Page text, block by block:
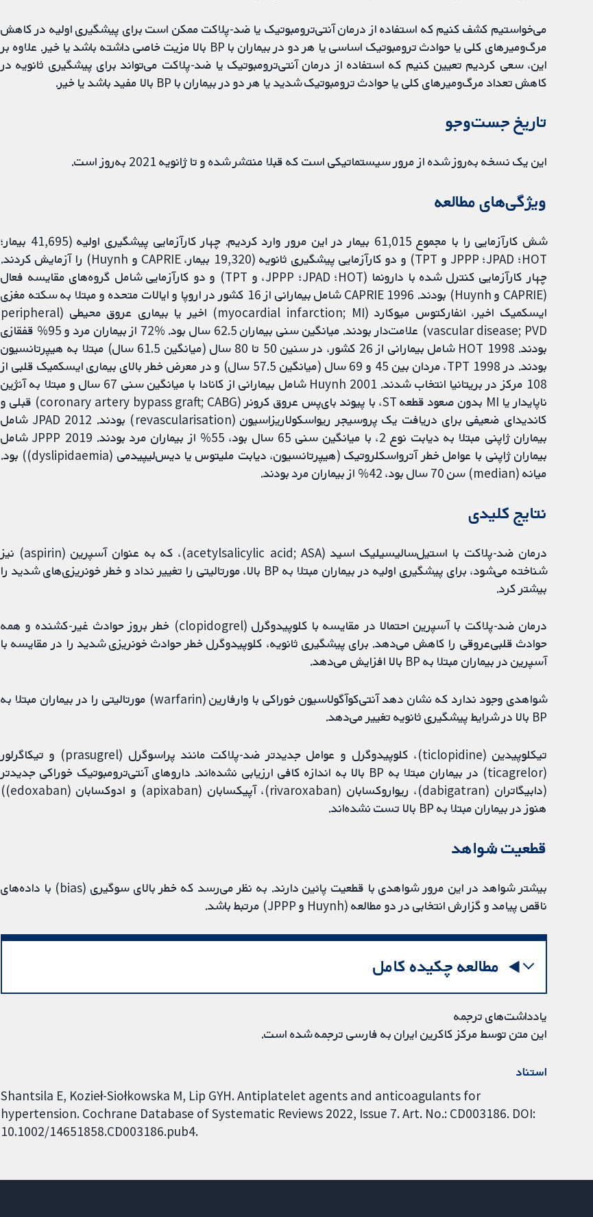
می‌خواستیم کشف کنیم که استفاده از درمان آنتی‌ترومبوتیک یا ضد-پلاکت ممکن است برای پیشگیری اولیه در کاهش
مرگ‌ومیرهای کلی یا حوادث ترومبوتیک اساسی یا هر دو در بیماران با BP بالا مزیت خاصی داشته باشد یا خیر. علاوه بر
این، سعی کردیم تعیین کنیم که استفاده از درمان آنتی‌ترومبوتیک یا ضد-پلاکت می‌تواند برای پیشگیری ثانویه در
کاهش تعداد مرگ‌ومیرهای کلی یا حوادث ترومبوتیک شدید یا هر دو در بیماران با BP بالا مفید باشد یا خیر.
تاریخ جست‌وجو
این یک نسخه به‌روز شده از مرور سیستماتیکی است که قبلا منتشر شده و تا ژانویه 2021 به‌روز است.
ویژگی‌های مطالعه
شش کارآزمایی را با مجموع 61,015 بیمار در این مرور وارد کردیم. چهار کارآزمایی پیشگیری اولیه (41,695 بیمار؛
HOT؛ JPAD؛ JPPP و TPT) و دو کارآزمایی پیشگیری ثانویه (19,320 بیمار، CAPRIE و Huynh) را آزمایش کردند.
چهار کارآزمایی کنترل شده با دارونما (HOT؛ JPAD؛ JPPP، و TPT) و دو کارآزمایی شامل گروه‏‌های مقایسه فعال
(CAPRIE و Huynh) بودند. CAPRIE 1996 شامل بیمارانی از 16 کشور در اروپا و ایالات متحده و مبتلا به سکته مغزی
ایسکمیک اخیر، انفارکتوس میوکارد (myocardial infarction; MI) اخیر یا بیماری عروق محیطی (peripheral
vascular disease; PVD) علامت‌دار بودند. میانگین سنی بیماران 62.5 سال بود. %72 از بیماران مرد و 95% قفقازی
بودند. HOT 1998 شامل بیمارانی از 26 کشور، در سنین 50 تا 80 سال (میانگین 61.5 سال) مبتلا به هیپرتانسیون
بودند. در TPT 1998، مردان بین 45 و 69 سال (میانگین 57.5 سال) و در معرض خطر بالای بیماری ایسکمیک قلبی از
108 مرکز در بریتانیا انتخاب شدند. Huynh 2001 شامل بیمارانی از کانادا با میانگین سنی 67 سال و مبتلا به آنژین
ناپایدار یا MI بدون صعود قطعه ST، با پیوند بای‌پس عروق کرونر (coronary artery bypass graft; CABG) قبلی و
کاندیدای ضعیفی برای دریافت یک پروسیجر ریواسکولاریزاسیون (revascularisation) بودند. JPAD 2012 شامل
بیماران ژاپنی مبتلا به دیابت نوع 2، با میانگین سنی 65 سال بود، 55% از بیماران مرد بودند. JPPP 2019 شامل
بیماران ژاپنی با عوامل خطر آترواسکلروتیک (هیپرتانسیون، دیابت ملیتوس یا دیس‌لیپیدمی (dyslipidaemia)) بود.
میانه (median) سن 70 سال بود، 42% از بیماران مرد بودند.
‌نتایج کلیدی
درمان ضد-پلاکت با استیل‌سالیسیلیک اسید (acetylsalicylic acid; ASA)، که به عنوان آسپرین (aspirin) نیز
شناخته می‌شود، برای پیشگیری اولیه در بیماران مبتلا به BP بالا، مورتالیتی را تغییر نداد و خطر خونریزی‌های شدید را
بیشتر کرد.
درمان ضد-پلاکت با آسپرین احتمالا در مقایسه با کلوپیدوگرل (clopidogrel) خطر بروز حوادث غیر-کشنده و همه
حوادث قلبی‌عروقی را کاهش می‌دهد. برای پیشگیری ثانویه، کلوپیدوگرل خطر حوادث خونریزی شدید را در مقایسه با
آسپرین در بیماران مبتلا به BP بالا افزایش می‌دهد.
شواهدی وجود ندارد که نشان دهد آنتی‌کوآگولاسیون خوراکی با وارفارین (warfarin) مورتالیتی را در بیماران مبتلا به
BP بالا در شرایط پیشگیری ثانویه تغییر می‌دهد.
تیکلوپیدین (ticlopidine)، کلوپیدوگرل و عوامل جدیدتر ضد-پلاکت مانند پراسوگرل (prasugrel) و تیکاگرلور
(ticagrelor) در بیماران مبتلا به BP بالا به اندازه کافی ارزیابی نشده‌اند. داروهای آنتی‌ترومبوتیک خوراکی جدیدتر
(دابیگاتران (dabigatran)، ریواروکسابان (rivaroxaban)، آپیکسابان (apixaban) و ادوکسابان (edoxaban))
هنوز در بیماران مبتلا به BP بالا تست نشده‌اند.
قطعیت شواهد
بیشتر شواهد در این مرور شواهدی با قطعیت پائین دارند. به نظر می‌رسد که خطر بالای سوگیری (bias) با داده‌های
ناقص پیامد و گزارش انتخابی در دو مطالعه (Huynh و JPPP) مرتبط باشد.
مطالعه چکیده کامل
یادداشت‌های ترجمه
این متن توسط مرکز کاکرین ایران به فارسی ترجمه شده است.
استناد
Shantsila E, Kozieł-Siołkowska M, Lip GYH. Antiplatelet agents and anticoagulants for
hypertension. Cochrane Database of Systematic Reviews 2022, Issue 7. Art. No.: CD003186. DOI:
10.1002/14651858.CD003186.pub4.